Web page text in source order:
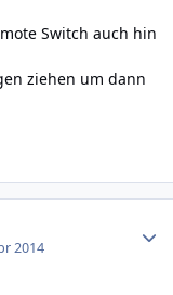
Switch auch hin
ziehen um dann
2014